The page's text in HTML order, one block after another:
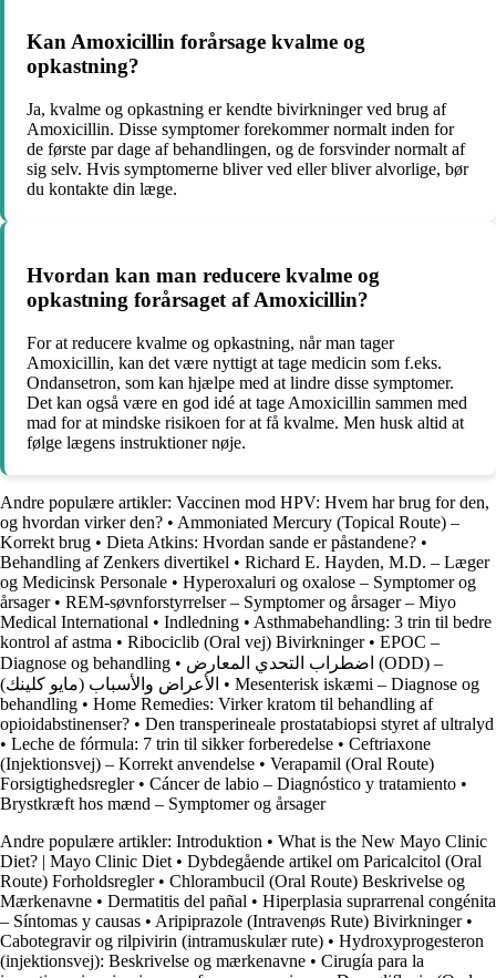
Kan Amoxicillin forårsage kvalme og
opkastning?
Ja, kvalme og opkastning er kendte bivirkninger ved brug af
Amoxicillin. Disse symptomer forekommer normalt inden for
de første par dage af behandlingen, og de forsvinder normalt af
sig selv. Hvis symptomerne bliver ved eller bliver alvorlige, bør
du kontakte din læge.
Hvordan kan man reducere kvalme og
opkastning forårsaget af Amoxicillin?
For at reducere kvalme og opkastning, når man tager
Amoxicillin, kan det være nyttigt at tage medicin som f.eks.
Ondansetron, som kan hjælpe med at lindre disse symptomer.
Det kan også være en god idé at tage Amoxicillin sammen med
mad for at mindske risikoen for at få kvalme. Men husk altid at
følge lægens instruktioner nøje.
Andre populære artikler: Vaccinen mod HPV: Hvem har brug for den,
og hvordan virker den? • Ammoniated Mercury (Topical Route) –
Korrekt brug • Dieta Atkins: Hvordan sande er påstandene? •
Behandling af Zenkers divertikel • Richard E. Hayden, M.D. – Læger
og Medicinsk Personale • Hyperoxaluri og oxalose – Symptomer og
årsager• REM-søvnforstyrrelser – Symptomer og årsager – Miyo
Medical International • Indledning • Asthmabehandling: 3 trin til bedre
kontrol af astma • Ribociclib (Oral vej) Bivirkninger• EPOC –
Diagnose og behandling • اضطراب التحدي المعارض (ODD) –
الأعراض والأسباب (مايو كلينك) • Mesenterisk iskæmi – Diagnose og
behandling • Home Remedies: Virker kratom til behandling af
opioidabstinenser? • Den transperineale prostatabiopsi styret af ultralyd
• Leche de fórmula: 7 trin til sikker forberedelse • Ceftriaxone
(Injektionsvej) – Korrekt anvendelse • Verapamil (Oral Route)
Forsigtighedsregler • Cáncer de labio – Diagnóstico y tratamiento •
Brystkræft hos mænd – Symptomer og årsager
Andre populære artikler: Introduktion • What is the New Mayo Clinic
Diet? | Mayo Clinic Diet • Dybdegående artikel om Paricalcitol (Oral
Route) Forholdsregler• Chlorambucil (Oral Route) Beskrivelse og
Mærkenavne • Dermatitis del pañal • Hiperplasia suprarrenal congénita
– Síntomas y causas • Aripiprazole (Intravenøs Rute) Bivirkninger•
Cabotegravir og rilpivirin (intramuskulær rute) • Hydroxyprogesteron
(injektionsvej): Beskrivelse og mærkenavne • Cirugía para la